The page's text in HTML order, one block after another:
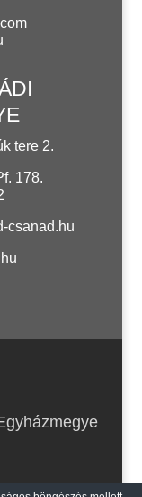
tere 2.
178.
csanad.hu